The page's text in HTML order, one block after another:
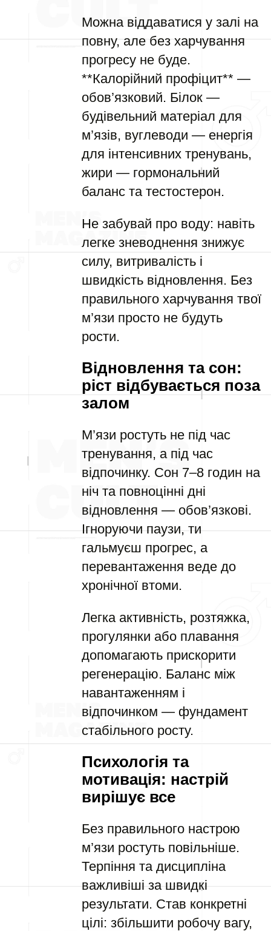
Можна віддаватися у залі на
повну, але без харчування
прогресу не буде.
**Калорійний профіцит** —
обов’язковий. Білок —
будівельний матеріал для
м’язів, вуглеводи — енергія
для інтенсивних тренувань,
жири — гормональний
баланс та тестостерон.
Не забувай про воду: навіть
легке зневоднення знижує
силу, витривалість і
швидкість відновлення. Без
правильного харчування твої
м’язи просто не будуть
рости.
Відновлення та сон:
ріст відбувається поза
залом
М’язи ростуть не під час
тренування, а під час
відпочинку. Сон 7–8 годин на
ніч та повноцінні дні
відновлення — обов’язкові.
Ігноруючи паузи, ти
гальмуєш прогрес, а
перевантаження веде до
хронічної втоми.
Легка активність, розтяжка,
прогулянки або плавання
допомагають прискорити
регенерацію. Баланс між
навантаженням і
відпочинком — фундамент
стабільного росту.
Психологія та
мотивація: настрій
вирішує все
Без правильного настрою
м’язи ростуть повільніше.
Терпіння та дисципліна
важливіші за швидкі
результати. Став конкретні
цілі: збільшити робочу вагу,